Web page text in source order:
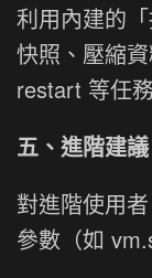
利用內建的
快照、壓縮
restart 等任
五、進階建
對進階使用
參數（如